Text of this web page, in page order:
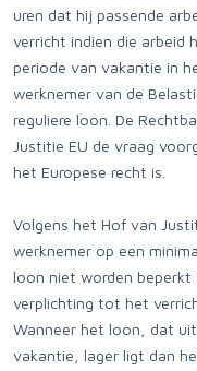
uren dat hij passende
verricht indien die arbeid
periode van vakantie in
werknemer van de
reguliere loon. De
Justitie EU de vraag
het Europese recht is.
Volgens het Hof van
werknemer op een
loon niet worden
verplichting tot het
Wanneer het loon, dat
vakantie, lager ligt dan